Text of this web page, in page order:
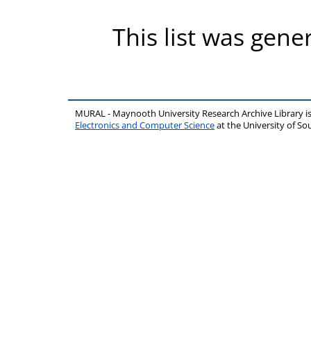
This list was
MURAL - Maynooth University Research Archive Library
Electronics and Computer Scienceat the University of